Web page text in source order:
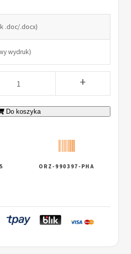
.doc/.docx)
wydruk)
+
Do koszyka
ORZ-990397-PHA